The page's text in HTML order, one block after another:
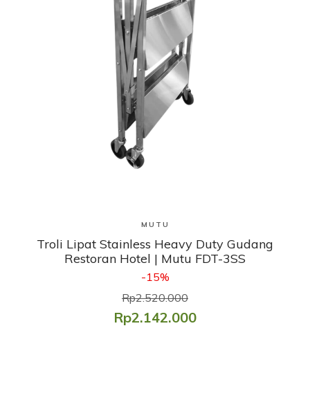
Lihat Produk
MUTU
Troli Lipat Stainless Heavy Duty Gudang
Restoran Hotel | Mutu FDT-3SS
-15%
Rp2.520.000
Rp2.142.000